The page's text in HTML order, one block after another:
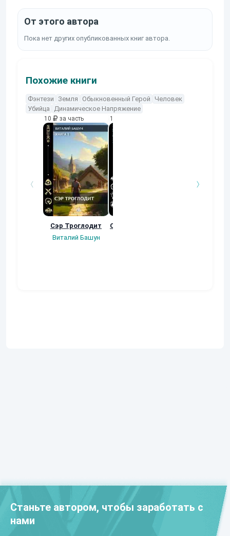
От этого автора
Пока нет других опубликованных книг автора.
Похожие книги
Фэнтези Земля Обыкновенный Герой
Человек
Убийца
Динамическое Напряжение
10 за часть
Сэр Троглодит
Виталий Башун
10
Осколки прошлого
Станьте автором, чтобы заработать с
нами